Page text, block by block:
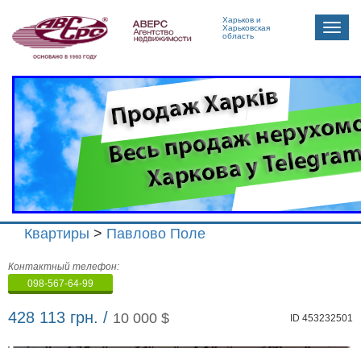
Харьков и
Харьковская
область
Toggle
Квартиры > Павлово Поле
Агенство
недвижимости
"Аверс"
Контактный телефон:
098-567-64-99
428 113 грн. / 10 000 $ ID 453232501